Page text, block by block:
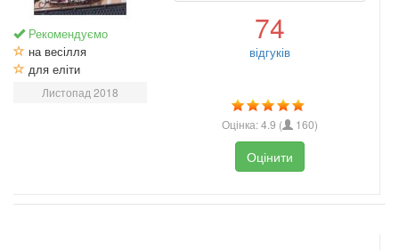
Рекомендуємо
на весілля
для еліти
Листопад 2018
74
відгуків
Оцінка:4.9 ( 160)
Оцінити